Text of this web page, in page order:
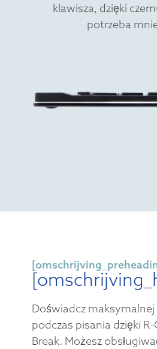
klawisza, dzięki
potrzeba
Doświadcz
podczas pisania dzięki
Break. Możesz